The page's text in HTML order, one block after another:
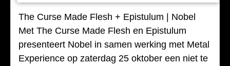
The Curse Made Flesh + Epistulum | Nobel
Met The Curse Made Flesh en Epistulum
presenteert Nobel in samen werking met Metal
Experience op zaterdag 25 oktober een niet te